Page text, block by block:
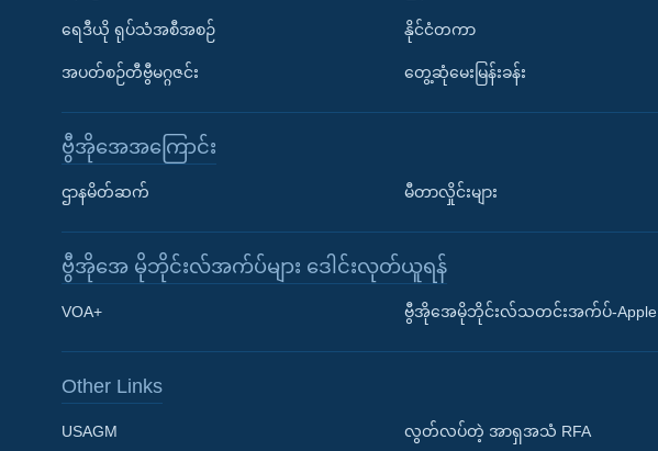
Learning English
ရေဒီယို ရုပ်သံအစီအစဉ်
အပတ်စဉ်တီဗွီမဂ္ဂဇင်း
နိုင်ငံတကာ
တွေ့ဆုံမေးမြန်းခန်း
ဗွီအိုအေအကြောင်း
ဌာနမိတ်ဆက် မီတာလှိုင်းများ
ဗွီအိုအေ မိုဘိုင်းလ်အက်ပ်များ ဒေါင်းလုတ်ယူရန်
VOA+ ဗွီအိုအေမိုဘိုင်းလ်သတင်းအက်ပ်-Apple
Other Links
USAGM လွတ်လပ်တဲ့ အာရှအသံ RFA